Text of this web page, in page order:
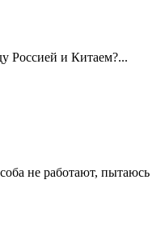
Россией и Китаем?...
не работают, пытаюсь